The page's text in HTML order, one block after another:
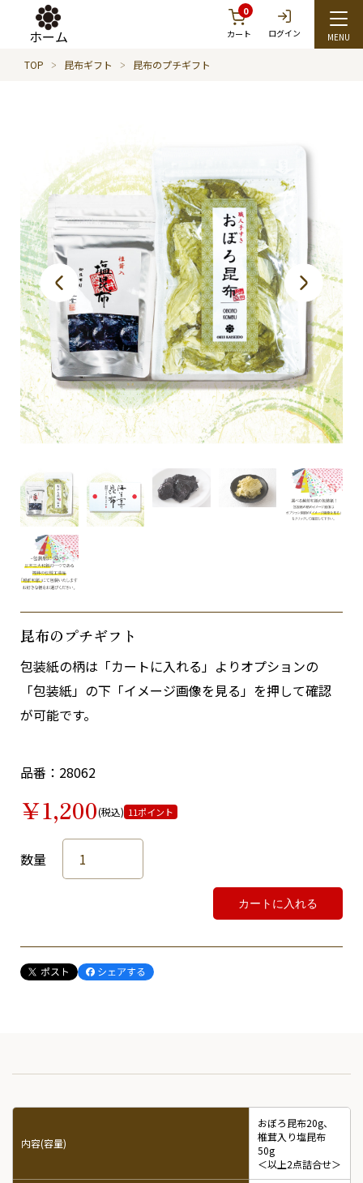
ホーム
0
カート ログイン
TOP 昆布ギフト 昆布のプチギフト
昆布のプチギフト
包装紙の柄は「カートに入れる」よりオプションの
「包装紙」の下「イメージ画像を見る」を押して確認
が可能です。
品番：28062
￥1,200(税込) 11ポイント
数量
カートに入れる
内容(容量)
おぼろ昆布20g、
椎茸入り塩昆布
50g
＜以上2点詰合せ＞